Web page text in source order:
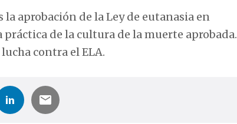
aprobación de la Ley de eutanasia en
práctica de la cultura de la muerte aprobada.
contra el ELA.